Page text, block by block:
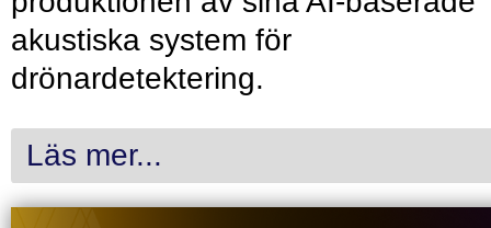
akustiska system för
drönardetektering.
Läs mer...